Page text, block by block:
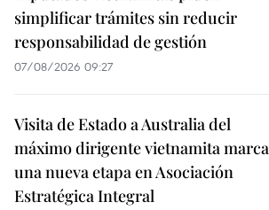
simplificar trámites sin reducir
responsabilidad de gestión
07/08/2026 09:27
Visita de Estado a Australia del
máximo dirigente vietnamita marca
una nueva etapa en Asociación
Estratégica Integral